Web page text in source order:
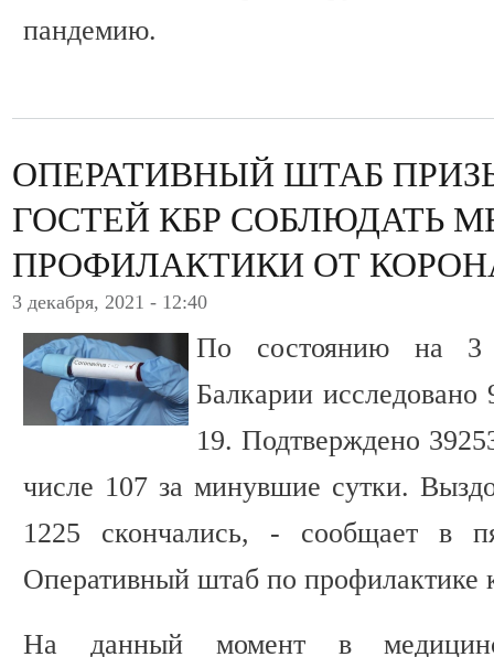
пандемию.
ОПЕРАТИВНЫЙ ШТАБ
ГОСТЕЙ КБР СОБЛЮДАТЬ
ПРОФИЛАКТИКИ ОТ
3 декабря, 2021 - 12:40
По состоянию на 3
Балкарии
19. Подтверждено
числе 107 за минувшие сутки.
1225 скончались, - сообщает в
Оперативный штаб по профилактике
На данный момент в